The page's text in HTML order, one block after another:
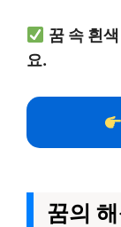
꿈 속 흰
요.
꿈의